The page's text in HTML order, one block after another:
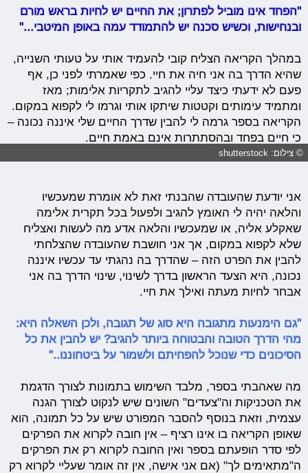
"הפחד אינו מוביל לפתרון; את החיים יש לחיות בראש מורם
ובנחישות, וכשיש סכנה יש להתמודד עמה באופן המיטבי..."
במהלך הקריאה הצליח קובי להעמיד אותי על טעותי השנייה,
שהיא הדרך בה אני חיה את חיי. כפי שאמרתי לפני כן, אף
פעם לא ידעתי כיצד עליי להגיב לתקריות אלימות; מאז
ומתמיד עימותים וקטטות שיתקו אותי וגרמו לי לקפוא במקום.
הקריאה בספר גרמה לי להבין שדרך החיים שלי איננה נכונה –
כי חיים בפחד ובהסתתרות אינם באמת חיים.
© צילום: shutterstock
אני יודעת שהעובדה שהבנתי זאת לא אומרת שמעכשיו
והלאה יהיה לי האומץ להגיב ולפעול בכל תקרית אלימה
שאקלע אליה, או שמעכשיו והלאה אדע מה לעשות ואצליח
שלא לקפוא במקום, אך אני חושבת שהעובדה שהצלחתי
להבין את הפרט הזה – שהדרך בה נהגתי עד עכשיו איננה
נכונה, היא הצעד הראשון בדרך לשינוי, שינוי הדרך בה אני
אבחר לחיות מעתה ואילך את חיי.
"גם הימנעות מתגובה היא סוג של תגובה, ולכן השאלה היא:
מהי הדרך הטובה והבטוחה ביותר להגיב? יש להבין את כל
הסיכונים כדי שנוכל להפחיתם ולשמור על ביטחוננו.."
מה שאהבתי בספר, מלבד השימוש בתמונות לצורך הדגמת
את הטכניקות וה"צעדים" השונים שיש לנקוט לצורך הגנה
עצמית, וזאת בנוסף להסבר המפורט שיש על כל תמונה, הוא
שאופן הקריאה בו אינו רציף – אין חובה לקרוא את הפרקים
לפי סדר הופעתם בספר ואין החובה לקרוא רק את הפרקים
ה"מתאימים לך" (אם אני אישה, אין זה אומר שעליי לקרוא רק